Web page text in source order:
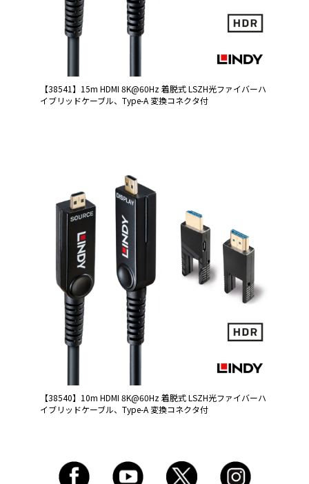
【38541】15m HDMI 8K@60Hz 着脱式 LSZH光ファイバーハ
イブリッドケーブル、Type-A 変換コネクタ付
【38540】10m HDMI 8K@60Hz 着脱式 LSZH光ファイバーハ
イブリッドケーブル、Type-A 変換コネクタ付